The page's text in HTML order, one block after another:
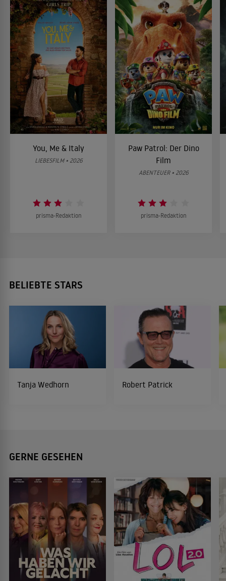
You, Me & Italy
LIEBESFILM • 2026
prisma-Redaktion
Paw Patrol: Der Dino
Film
ABENTEUER • 2026
prisma-Redaktion
BELIEBTE STARS
Tanja Wedhorn Robert Patrick
GERNE GESEHEN